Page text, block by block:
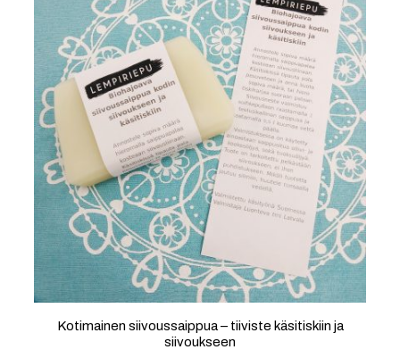
Kotimainen siivoussaippua – tiiviste käsitiskiin ja
siivoukseen